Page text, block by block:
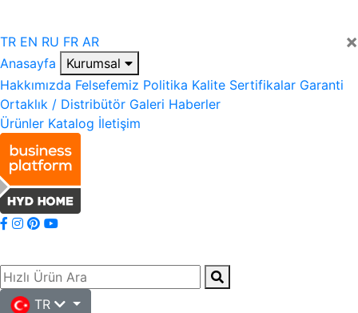
×
TR EN RU FR AR
Anasayfa
Kurumsal
Hakkımızda Felsefemiz Politika Kalite Sertifikalar Garanti
Ortaklık / Distribütör Galeri Haberler
Ürünler Katalog İletişim
TR